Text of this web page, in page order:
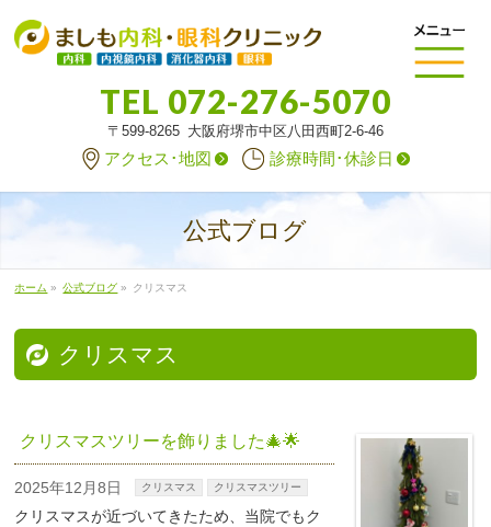
TEL 072-276-5070
〒599-8265 大阪府堺市中区八田西町2-6-46
アクセス･地図 診療時間･休診日
公式ブログ
ホーム » 公式ブログ » クリスマス
クリスマス
クリスマスツリーを飾りました🎄🌟
2025年12月8日 クリスマス クリスマスツリー
クリスマスが近づいてきたため、当院でもク